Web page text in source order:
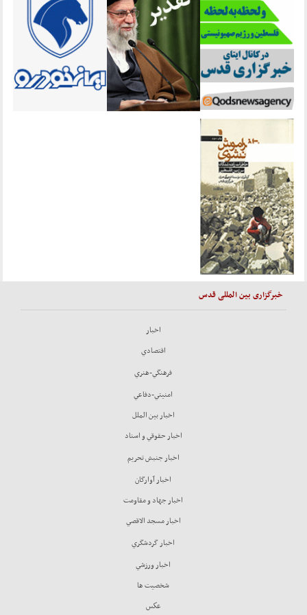
خبرگزاری بین المللی قدس
اخبار
اقتصادي
فرهنگي-هنري
امنيتي-دفاعي
اخبار بين الملل
اخبار حقوقي و اسناد
اخبار جنبش تحريم
اخبار آوارگان
اخبار جهاد و مقاومت
اخبار مسجد الاقصي
اخبار گردشگري
اخبار ورزشي
شخصيت ها
عكس